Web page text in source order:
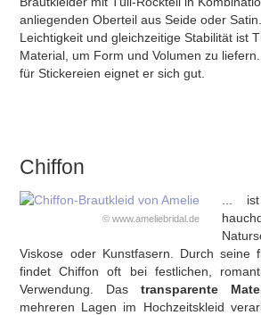
anliegenden Oberteil aus Seide oder
Leichtigkeit und gleichzeitige Stabilität ist
Material, um Form und Volumen zu
für Stickereien eignet er sich gut.
Chiffon
© www.ameliebridal.de
...
Viskose oder Kunstfasern. Durch seine
findet Chiffon oft bei festlichen,
Verwendung. Dastransparente
mehreren Lagen im Hochzeitskleid